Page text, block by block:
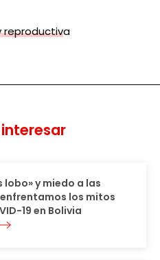
reproductiva
lobo» y miedo a las
los mitos
19 en Bolivia